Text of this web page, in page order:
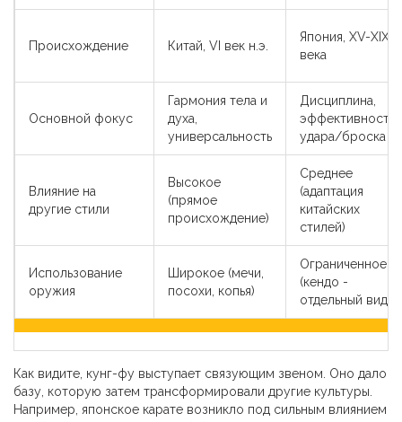
Происхождение Китай, VI век н.э.
Япония, XV-XIX
века
Основной фокус
Гармония тела и
духа,
универсальность
Дисциплина,
эффективность
удара/броска
Влияние на
другие стили
Высокое
(прямое
происхождение)
Среднее
(адаптация
китайских
стилей)
Использование
оружия
Широкое (мечи,
посохи, копья)
Ограниченное
(кендо -
отдельный вид)
Как видите, кунг-фу выступает связующим звеном. Оно дало
базу, которую затем трансформировали другие культуры.
Например, японское карате возникло под сильным влиянием